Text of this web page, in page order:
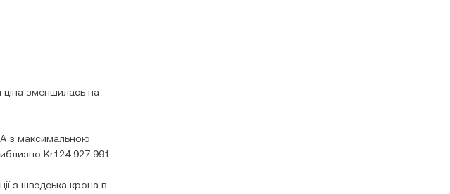
ціна зменшилась на
з максимальною
Kr124 927 991
з шведська крона в